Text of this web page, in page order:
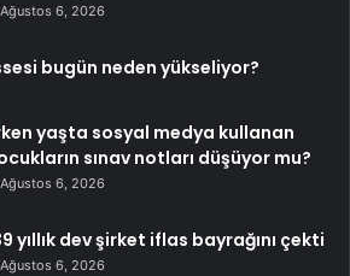
Ağustos 6, 2026
bugün neden yükseliyor?
yaşta sosyal medya kullanan
sınav notları düşüyor mu?
Ağustos 6, 2026
yıllık dev şirket iflas bayrağını çekti
Ağustos 6, 2026